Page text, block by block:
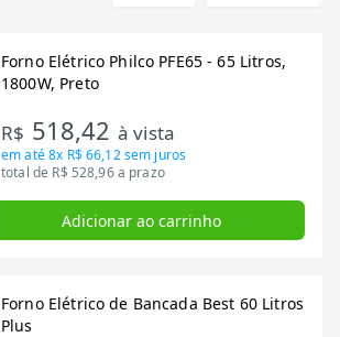
Forno Elétrico Philco PFE65 - 65 Litros,
1800W, Preto
R$ 518,42 à vista
em até8x R$ 66,12sem juros
total de R$ 528,96 a prazo
Adicionar ao carrinho
Forno Elétrico de Bancada Best 60 Litros
Plus